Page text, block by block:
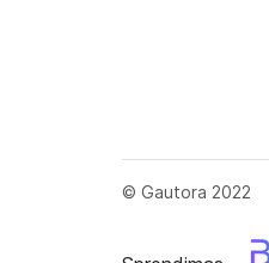
© Gautora 2022